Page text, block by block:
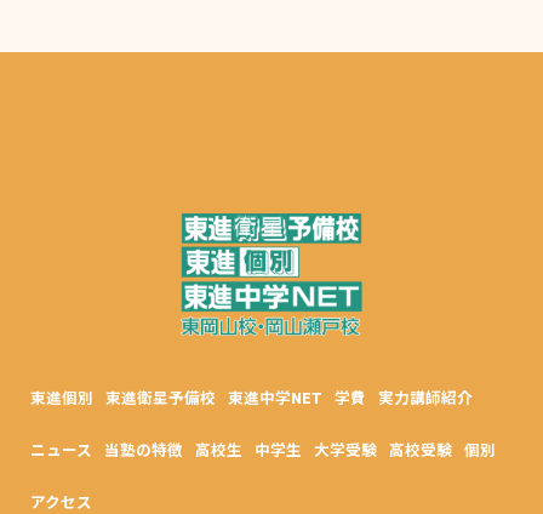
東進個別 東進衛星予備校 東進中学NET 学費 実力講師紹介
ニュース 当塾の特徴 高校生 中学生 大学受験 高校受験 個別
アクセス